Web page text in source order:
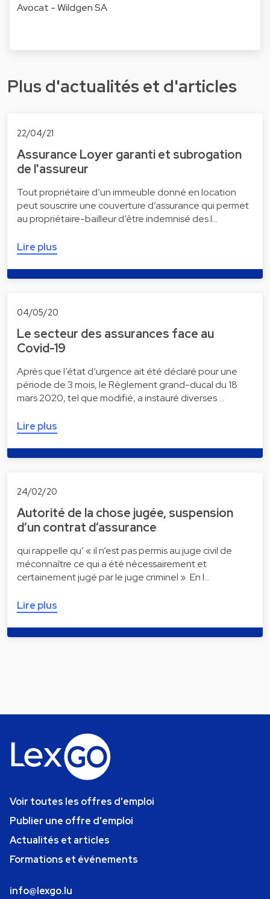
Avocat - Wildgen SA
Plus d'actualités et d'articles
22/04/21
Assurance Loyer garanti et subrogation
de l'assureur
Tout propriétaire d’un immeuble donné en location
peut souscrire une couverture d’assurance qui permet
au propriétaire-bailleur d’être indemnisé des l…
Lire plus
04/05/20
Le secteur des assurances face au
Covid-19
Après que l’état d’urgence ait été déclaré pour une
période de 3 mois, le Règlement grand-ducal du 18
mars 2020, tel que modifié, a instauré diverses …
Lire plus
24/02/20
Autorité de la chose jugée, suspension
d’un contrat d’assurance
qui rappelle qu’ « il n’est pas permis au juge civil de
méconnaître ce qui a été nécessairement et
certainement jugé par le juge criminel ». En l…
Lire plus
Voir toutes les offres d'emploi
Publier une offre d'emploi
Actualités et articles
Formations et événements
info@lexgo.lu